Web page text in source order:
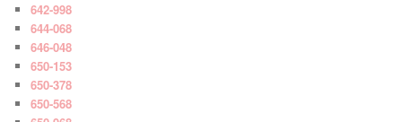
642-998
644-068
646-048
650-153
650-378
650-568